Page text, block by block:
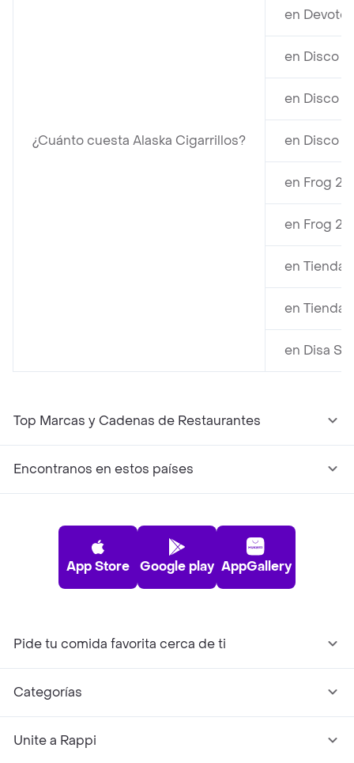
¿Cuánto cuesta Alaska Cigarrillos?
en Devoto
en Disco
en Disco
en Disco
en Frog
en Frog
en Tienda
en Tienda
en Disa
Top Marcas y Cadenas de Restaurantes
Encontranos en estos países
App Store Google play AppGallery
Pide tu comida favorita cerca de ti
Categorías
Unite a Rappi